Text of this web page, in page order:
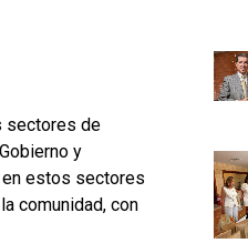
sectores de
y
en estos sectores
comunidad, con